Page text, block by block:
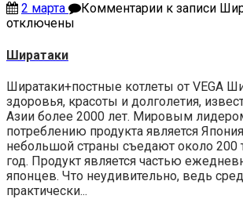
2 марта Комментарии к записи
отключены
Ширатаки
Ширатаки+постные котлеты от VEGA
здоровья, красоты и долголетия,
Азии более 2000 лет. Мировым
потреблению продукта является
небольшой страны съедают около 200
год. Продукт является частью
японцев. Что неудивительно, ведь
практически...